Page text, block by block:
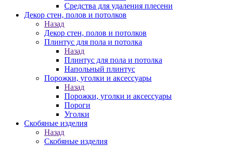
Средства для удаления плесени
Декор стен, полов и потолков
Назад
Декор стен, полов и потолков
Плинтус для пола и потолка
Назад
Плинтус для пола и потолка
Напольный плинтус
Порожки, уголки и аксессуары
Назад
Порожки, уголки и аксессуары
Пороги
Уголки
Скобяные изделия
Назад
Скобяные изделия